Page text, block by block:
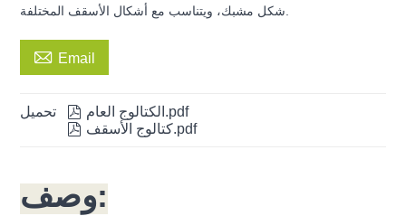
 Email
تحميل  الكتالوج العام.pdf
 كتالوج الأسقف.pdf
وصف: